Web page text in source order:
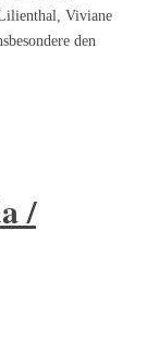
Viviane
den
/